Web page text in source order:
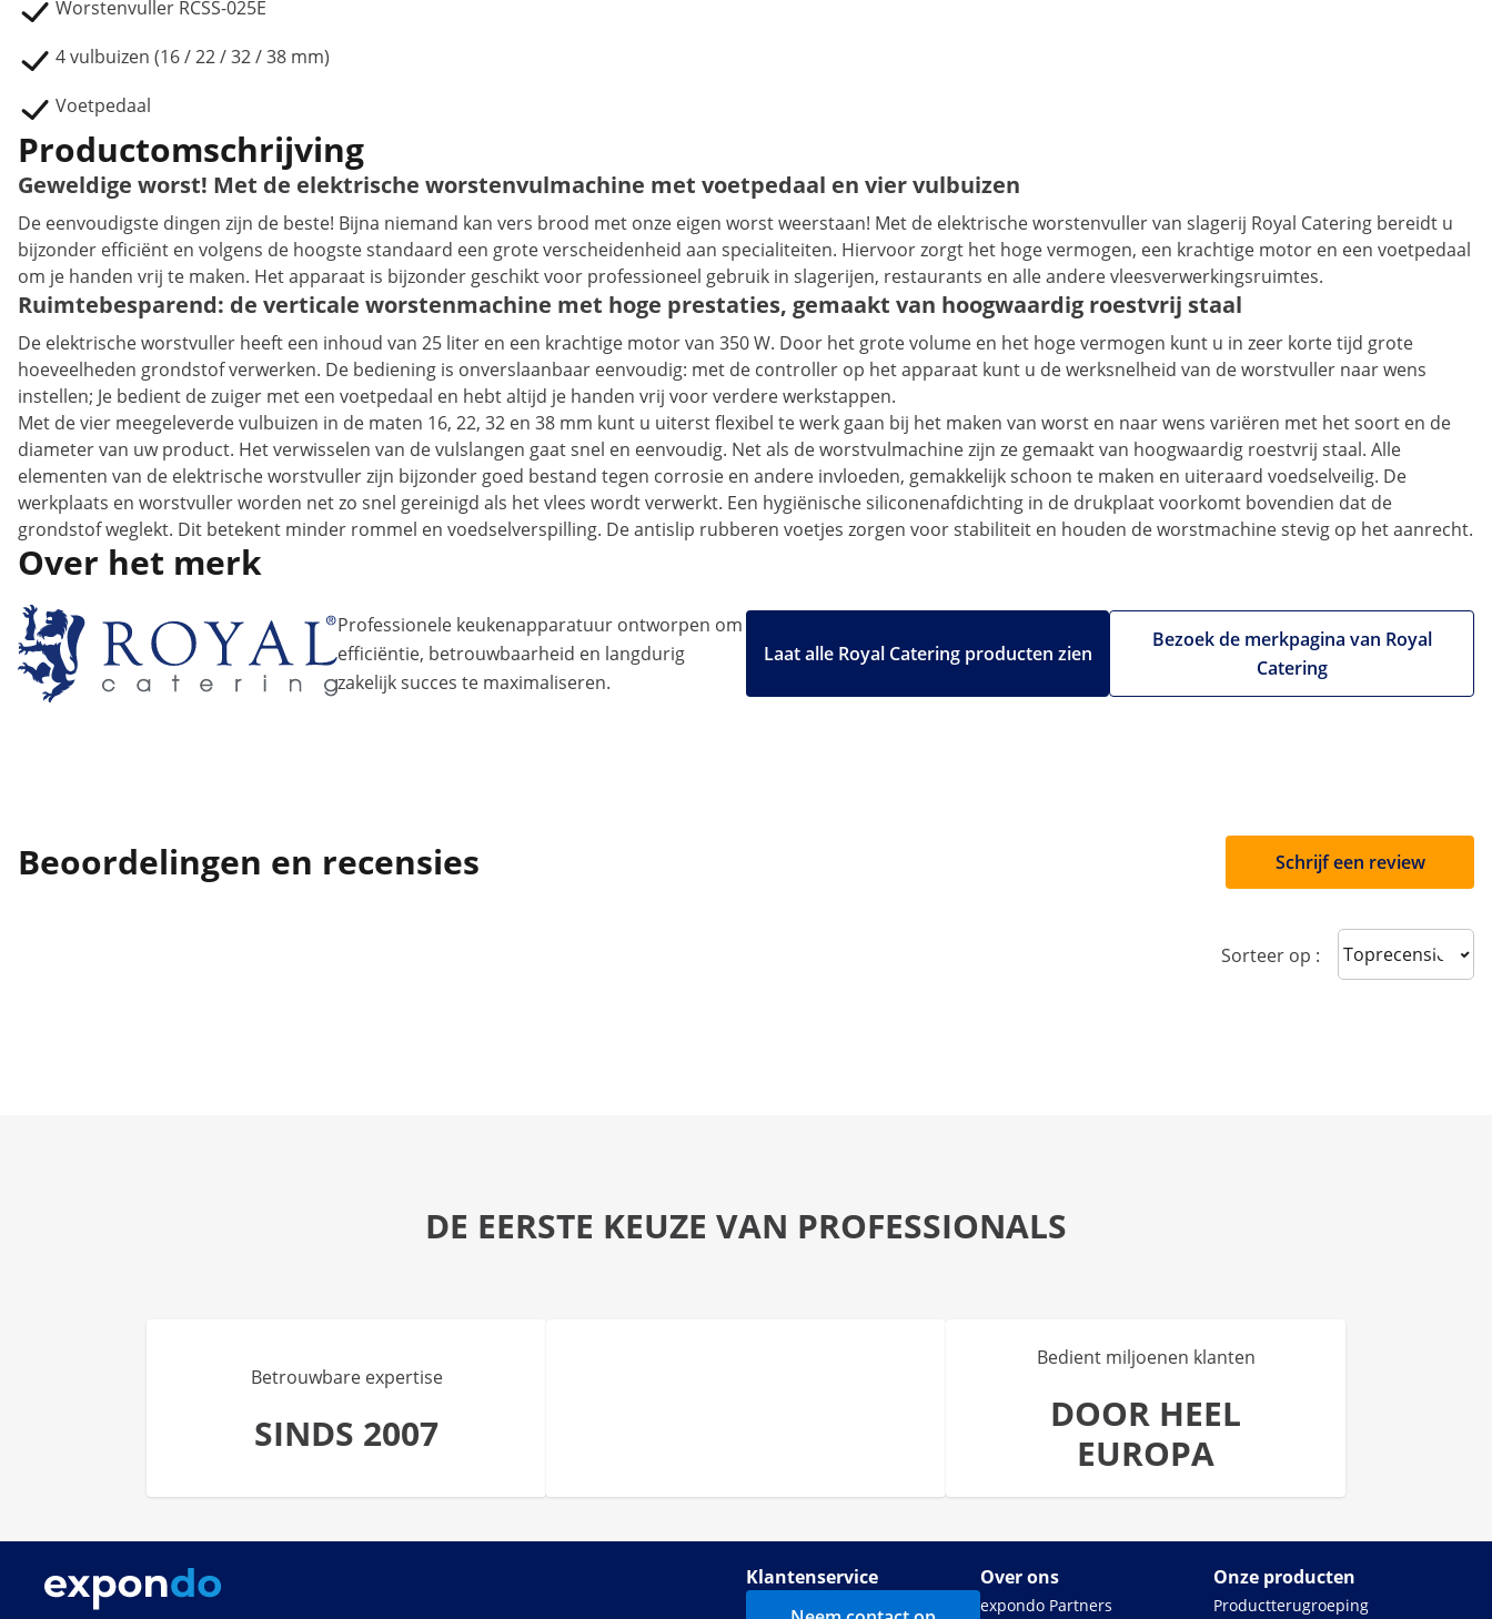
Worstenvuller RCSS-025E
4 vulbuizen (16 / 22 / 32 / 38 mm)
Voetpedaal
Productomschrijving
Geweldige worst! Met de elektrische worstenvulmachine met voetpedaal en vier vulbuizen
De eenvoudigste dingen zijn de beste! Bijna niemand kan vers brood met onze eigen worst weerstaan! Met de elektrische worstenvuller van slagerij Royal Catering bereidt u
bijzonder efficiënt en volgens de hoogste standaard een grote verscheidenheid aan specialiteiten. Hiervoor zorgt het hoge vermogen, een krachtige motor en een voetpedaal
om je handen vrij te maken. Het apparaat is bijzonder geschikt voor professioneel gebruik in slagerijen, restaurants en alle andere vleesverwerkingsruimtes.
Ruimtebesparend: de verticale worstenmachine met hoge prestaties, gemaakt van hoogwaardig roestvrij staal
De elektrische worstvuller heeft een inhoud van 25 liter en een krachtige motor van 350 W. Door het grote volume en het hoge vermogen kunt u in zeer korte tijd grote
hoeveelheden grondstof verwerken. De bediening is onverslaanbaar eenvoudig: met de controller op het apparaat kunt u de werksnelheid van de worstvuller naar wens
instellen; Je bedient de zuiger met een voetpedaal en hebt altijd je handen vrij voor verdere werkstappen.
Met de vier meegeleverde vulbuizen in de maten 16, 22, 32 en 38 mm kunt u uiterst flexibel te werk gaan bij het maken van worst en naar wens variëren met het soort en de
diameter van uw product. Het verwisselen van de vulslangen gaat snel en eenvoudig. Net als de worstvulmachine zijn ze gemaakt van hoogwaardig roestvrij staal. Alle
elementen van de elektrische worstvuller zijn bijzonder goed bestand tegen corrosie en andere invloeden, gemakkelijk schoon te maken en uiteraard voedselveilig. De
werkplaats en worstvuller worden net zo snel gereinigd als het vlees wordt verwerkt. Een hygiënische siliconenafdichting in de drukplaat voorkomt bovendien dat de
grondstof weglekt. Dit betekent minder rommel en voedselverspilling. De antislip rubberen voetjes zorgen voor stabiliteit en houden de worstmachine stevig op het aanrecht.
Over het merk
Professionele keukenapparatuur ontworpen om
efficiëntie, betrouwbaarheid en langdurig
zakelijk succes te maximaliseren.
Bezoek de merkpagina van Royal
Catering
Laat alle Royal Catering producten zien
Beoordelingen en recensies Schrijf een review
Sorteer op : Sort reviews
DE EERSTE KEUZE VAN PROFESSIONALS
Betrouwbare expertise
SINDS 2007
Bedient miljoenen klanten
DOOR HEEL
EUROPA
Klantenservice
Over ons
expondo Partners
Onze producten
Productterugroeping